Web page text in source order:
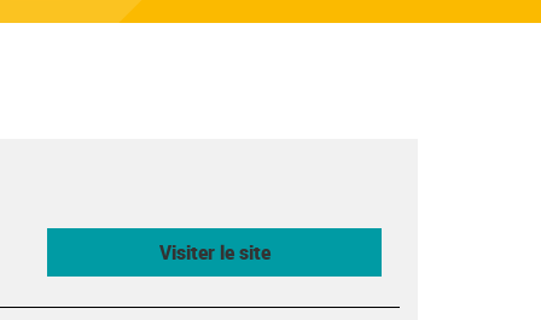
Visiter le site